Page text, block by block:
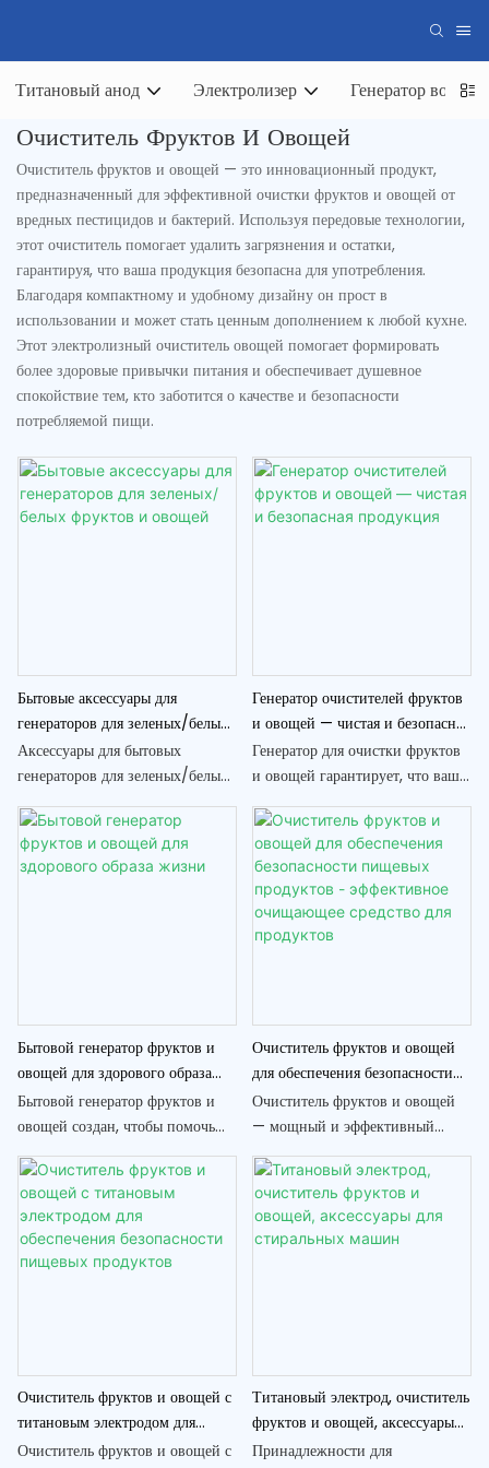
Титановый анод Электролизер Генератор
Очиститель Фруктов И Овощей
Очиститель фруктов и овощей — это инновационный продукт,
предназначенный для эффективной очистки фруктов и овощей от
вредных пестицидов и бактерий. Используя передовые технологии,
этот очиститель помогает удалить загрязнения и остатки,
гарантируя, что ваша продукция безопасна для употребления.
Благодаря компактному и удобному дизайну он прост в
использовании и может стать ценным дополнением к любой кухне.
Этот электролизный очиститель овощей помогает формировать
более здоровые привычки питания и обеспечивает душевное
спокойствие тем, кто заботится о качестве и безопасности
потребляемой пищи.
Бытовые аксессуары для
генераторов для зеленых/белых
фруктов и овощей
Аксессуары для бытовых
генераторов для зеленых/белых
фруктов и овощей являются
важными компонентами для
поддержания и оптимизации
производительности вашего
Генератор очистителей фруктов
и овощей — чистая и безопасная
продукция
Генератор для очистки фруктов
и овощей гарантирует, что ваши
продукты будут чистыми и
безопасными для употребления.
Используя передовые
технологии, он устраняет
вредные загрязнения и бактерии,
обеспечивая вам душевное
Бытовой генератор фруктов и
овощей для здорового образа
жизни
Бытовой генератор фруктов и
овощей создан, чтобы помочь
вам легко включать больше
питательных продуктов в свой
ежедневный рацион. Благодаря
удобному дизайну и мощным
возможностям эта машина
идеально подходит для
свежих фруктов и овощей.
Очиститель фруктов и овощей
для обеспечения безопасности
пищевых продуктов -
эффективное очищающее
Очиститель фруктов и овощей
— мощный и эффективный
инструмент для обеспечения
безопасности пищевых
продуктов путем тщательной
очистки продуктов от
пестицидов, грязи и других
овощами для повседневного
питания.
Очиститель фруктов и овощей с
титановым электродом для
обеспечения безопасности
Очиститель фруктов и овощей с
Титановый электрод, очиститель
фруктов и овощей, аксессуары
для стиральных машин
Принадлежности для